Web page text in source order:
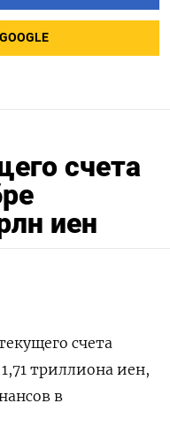
счета
иен
счета
триллиона иен,
в